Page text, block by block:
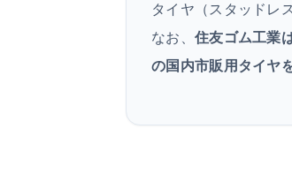
タイヤ（スタッドレ
なお、 住友ゴム工業
の国内市販用タイヤ